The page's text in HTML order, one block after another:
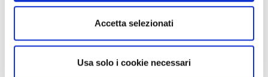
Accetta selezionati
Usa solo i cookie necessari
strada che cambia.Oggi pian pianino le università si stanno
svegliando, alcuni professori, alcune sezioni delle università si
stanno rendendo conto che invece questo è il tema per
usciti molti tecnici competenti in materia. Ma in generale non c’è